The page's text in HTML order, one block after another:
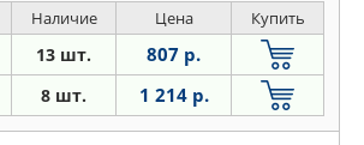
Наличие Цена Купить
13 шт. 807 р.
8 шт. 1 214 р.